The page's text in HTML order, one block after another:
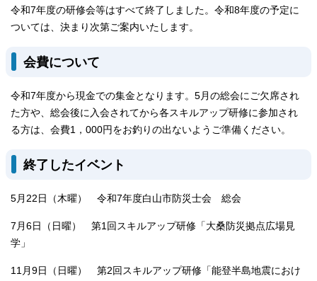
令和7年度の研修会等はすべて終了しました。令和8年度の予定に
ついては、決まり次第ご案内いたします。
会費について
令和7年度から現金での集金となります。5月の総会にご欠席され
た方や、総会後に入会されてから各スキルアップ研修に参加され
る方は、会費1，000円をお釣りの出ないようご準備ください。
終了したイベント
5月22日（木曜） 令和7年度白山市防災士会 総会
7月6日（日曜） 第1回スキルアップ研修「大桑防災拠点広場見
学」
11月9日（日曜） 第2回スキルアップ研修「能登半島地震におけ